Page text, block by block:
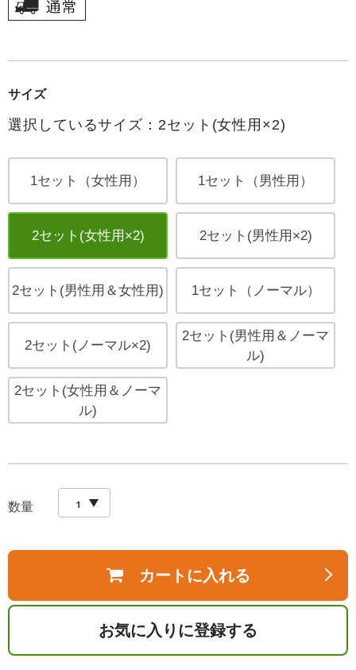
サイズ
選択しているサイズ：2セット(女性用×2)
1セット（女性用） 1セット（男性用）
2セット(女性用×2) 2セット(男性用×2)
2セット(男性用＆女性用) 1セット（ノーマル）
2セット(ノーマル×2)
2セット(男性用＆ノーマ
ル)
2セット(女性用＆ノーマ
ル)
数量
カートに入れる
お気に入りに登録する